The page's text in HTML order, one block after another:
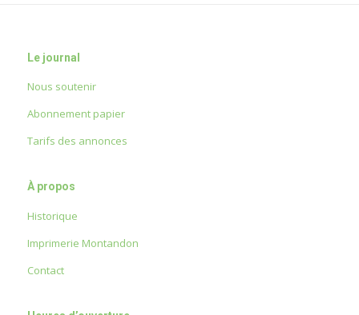
Le journal
Nous soutenir
Abonnement papier
Tarifs des annonces
À propos
Historique
Imprimerie Montandon
Contact